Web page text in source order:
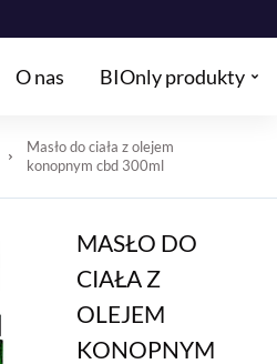
O nas BIOnly produkty
Masło do ciała z olejem
konopnym cbd 300ml
MASŁO DO
CIAŁA Z
OLEJEM
KONOPNYM